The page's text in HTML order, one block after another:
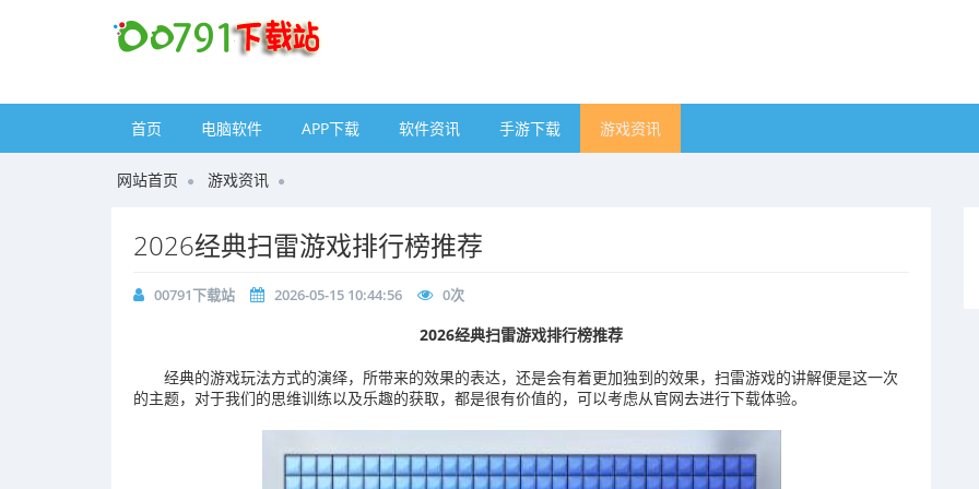
首页 电脑软件 APP下载 软件资讯 手游下载 游戏资讯
网站首页 游戏资讯
2026经典扫雷游戏排行榜推荐
00791下载站 2026-05-15 10:44:56 0次
2026经典扫雷游戏排行榜推荐
经典的游戏玩法方式的演绎，所带来的效果的表达，还是会有着更加独到的效果，扫雷游戏的讲解便是这一次
的主题，对于我们的思维训练以及乐趣的获取，都是很有价值的，可以考虑从官网去进行下载体验。